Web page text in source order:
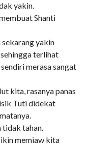
yakin.
Shanti
sekarang yakin
terlihat
merasa sangat
kita, rasanya panas
Tuti didekat
tidak tahan.
memiaw kita